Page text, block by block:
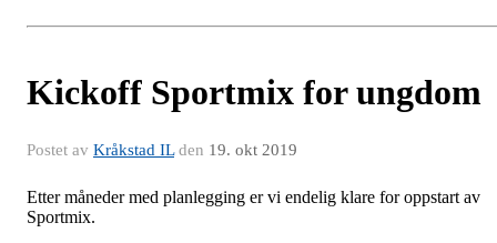
Kickoff Sportmix for ungdom
Postet av Kråkstad ILden 19. okt 2019
Etter måneder med planlegging er vi endelig klare for oppstart av
Sportmix.